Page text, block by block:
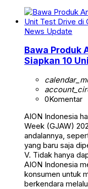
News Update
Bawa Produk
Siapkan 10
0Komentar
AION Indonesia
Week (GJAW)
andalannya,
yang baru saja
V. Tidak hanya
AION Indonesia
konsumen untuk
berkendara